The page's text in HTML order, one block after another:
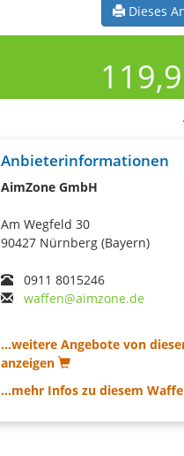
Dieses
Anbieterinformationen
AimZone GmbH
Am Wegfeld 30
90427 Nürnberg (Bayern)
0911 8015246
waffen@aimzone.de
...weitere Angebote von
anzeigen
...mehr Infos zu diesem